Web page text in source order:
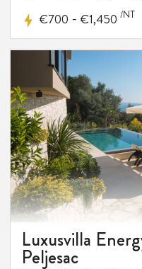
€700 - €1,450 /NT
Luxusvilla
Peljesac